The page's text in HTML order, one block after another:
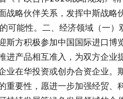
战略伙伴关系，发挥中斯战略
可能性。二、经济领域（一）
斯方积极参加中国国际进口博
进产品相互准入，为双方企业
业在华投资或创办合资企业。
重要性，愿进一步加强经贸、